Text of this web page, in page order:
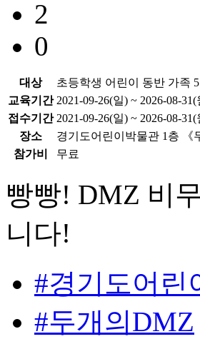
2
0
대상
초등학생 어린이 동반 가족
교육기간 2021-09-26(일) ~ 2026-08-31(
접수기간 2021-09-26(일) ~ 2026-08-31(
장소
경기도어린이박물관 1층 《
참가비
무료
빵빵! DMZ 비
니다!
#경기도어린
#두개의DMZ